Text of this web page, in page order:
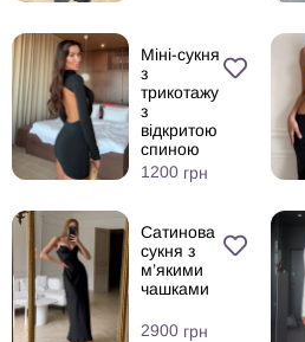
Міні-сукня
з
трикотажу
з
відкритою
спиною
1200 грн
Сатинова
сукня з
м’якими
чашками
2900 грн